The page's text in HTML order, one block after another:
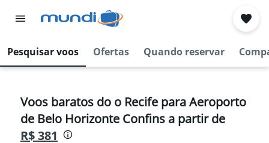
Pesquisar voos Ofertas Quando reservar
Voos baratos do o Recife para Aeroporto
de Belo Horizonte Confins a partir de
R$ 381